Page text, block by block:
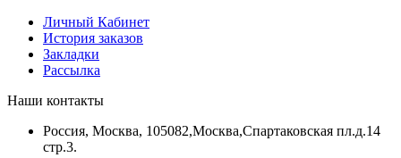
Личный Кабинет
История заказов
Закладки
Рассылка
Наши контакты
Россия, Москва, 105082,Москва,Спартаковская пл.д.14
стр.3.